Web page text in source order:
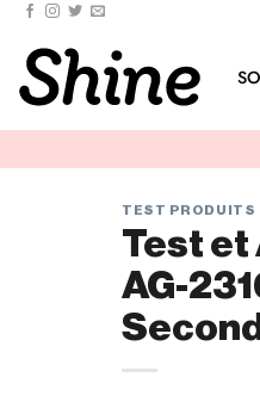
TEST PRODUITS
Test et
AG-